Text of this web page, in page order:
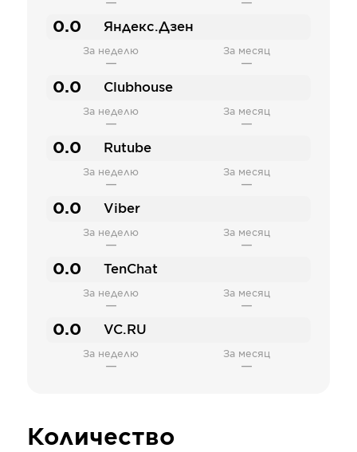
— —
0.0 Яндекс.Дзен
За неделю
—
За месяц
—
0.0 Clubhouse
За неделю
—
За месяц
—
0.0 Rutube
За неделю
—
За месяц
—
0.0 Viber
За неделю
—
За месяц
—
0.0 TenChat
За неделю
—
За месяц
—
0.0 VC.RU
За неделю
—
За месяц
—
Количество